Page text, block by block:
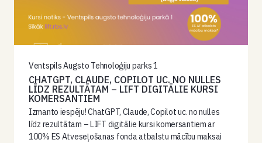
Ventspils Augsto Tehnoloģiju parks 1
CHATGPT, CLAUDE, COPILOT UC. NO NULLES
LĪDZ REZULTĀTAM – LIFT DIGITĀLIE KURSI
KOMERSANTIEM
Izmanto iespēju! ChatGPT, Claude, Copilot uc. no nulles
līdz rezultātam – LIFT digitālie kursi komersantiem ar
100% ES Atveseļošanas fonda atbalstu mācību maksai